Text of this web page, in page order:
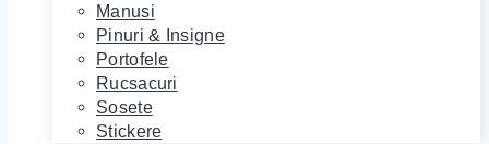
Manusi
Pinuri & Insigne
Portofele
Rucsacuri
Sosete
Stickere